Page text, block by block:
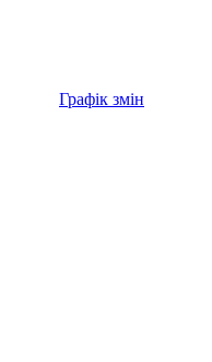
Графік змін